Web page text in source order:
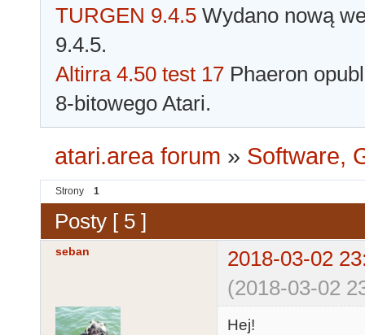
TURGEN 9.4.5 Wydano nową
9.4.5.
Altirra 4.50 test 17 Phaeron
8-bitowego Atari.
atari.area forum » Software,
Strony 1
Posty [ 5 ]
seban
2018-03-02
(2018-03-02
Hej!